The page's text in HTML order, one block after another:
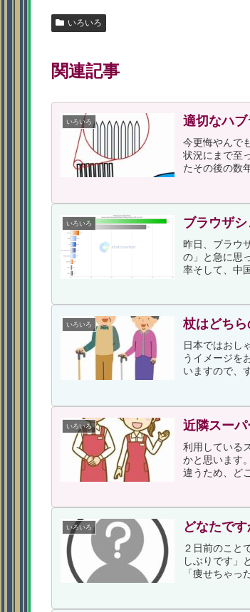
いろいろ
関連記事
いろいろ 適切なハ
今更悔やんで
状況にまで至
たその後の数
いろいろ ブラウザシ
昨日、ブラウ
の」と急に思
率そして、中
いろいろ 杖はどちら
日本ではおし
うイメージを
いますので、
いろいろ 近隣スー
利用している
かと思います
違うため、ど
いろいろ どなたです
２日前のこと
しぶりです」
「痩せちゃ